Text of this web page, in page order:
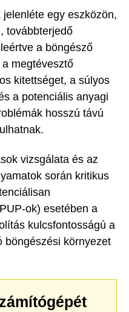
egy eszközön,
továbbterjedő
a böngésző
megtévesztő
kitettséget, a súlyos
a potenciális anyagi
hosszú távú
vizsgálata és az
során kritikus
ok) esetében a
kulcsfontosságú a
böngészési környezet